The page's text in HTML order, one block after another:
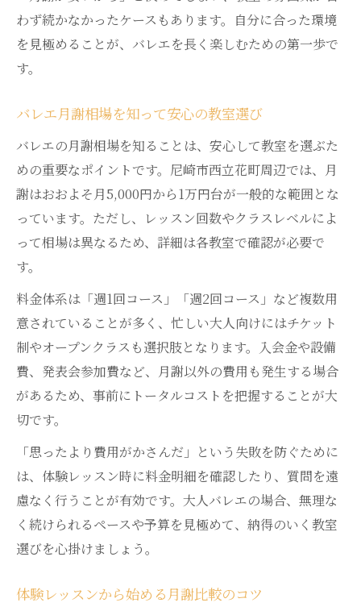
駅近で通いやすい尼崎バレエ教室の選定法
アクセスと月謝のバランスが良い教室とは
通学時間とレッスン頻度を考えた教室選び
アクセス便利なバレエ教室のメリット解説
週2回以上で上達を実感できるレッスンプラン
尼崎バレエ教室で週2回以上通う効果と月謝
の関係
週2回以上のレッスンが上達をサポートする
月謝とレッスン頻度の最適なバランスとは
大人バレエで無理なく週2回通うコツ
上達を実感できるレッスンプランの選び方
快適なバレエレッスンのポイントと心得
尼崎バレエ教室で快適に学ぶためのポイン
バレエマナーと月謝を両立する教室選び
快適なレッスン環境と尼崎バレエ教室の特
徴
心地よく続けられる月謝プランの選び方
性
わず続かなかったケースもあります。自分に合った環境
を見極めることが、バレエを長く楽しむための第一歩で
す。
バレエ月謝相場を知って安心の教室選び
バレエの月謝相場を知ることは、安心して教室を選ぶた
めの重要なポイントです。尼崎市西立花町周辺では、月
謝はおおよそ月5,000円から1万円台が一般的な範囲とな
っています。ただし、レッスン回数やクラスレベルによ
って相場は異なるため、詳細は各教室で確認が必要で
す。
料金体系は「週1回コース」「週2回コース」など複数用
意されていることが多く、忙しい大人向けにはチケット
制やオープンクラスも選択肢となります。入会金や設備
費、発表会参加費など、月謝以外の費用も発生する場合
があるため、事前にトータルコストを把握することが大
切です。
「思ったより費用がかさんだ」という失敗を防ぐために
は、体験レッスン時に料金明細を確認したり、質問を遠
慮なく行うことが有効です。大人バレエの場合、無理な
く続けられるペースや予算を見極めて、納得のいく教室
選びを心掛けましょう。
体験レッスンから始める月謝比較のコツ